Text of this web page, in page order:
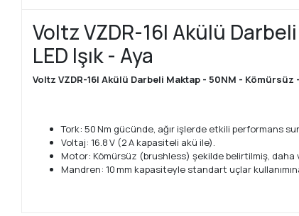
Voltz VZDR-16I Akülü
LED Işık - Aya
Voltz VZDR-16I Akülü Darbeli Maktap - 50NM - Kömürsüz
Tork: 50 Nm gücünde, ağır işlerde etkili performans
Voltaj: 16.8 V (2 A kapasiteli akü ile).
Motor: Kömürsüz (brushless) şekilde belirtilmiş, daha
Mandren: 10 mm kapasiteyle standart uçlar